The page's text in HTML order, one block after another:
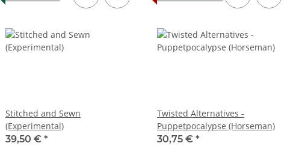
Stitched and Sewn
(Experimental)
39,50 € *
Twisted Alternatives -
Puppetpocalypse (Horseman)
30,75 € *